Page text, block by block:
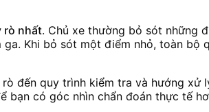
rò nhất. Chủ xe thường bỏ sót những
Khi bỏ sót một điểm nhỏ, toàn
đến quy trình kiểm tra và hướng
bạn có góc nhìn chẩn đoán thực tế